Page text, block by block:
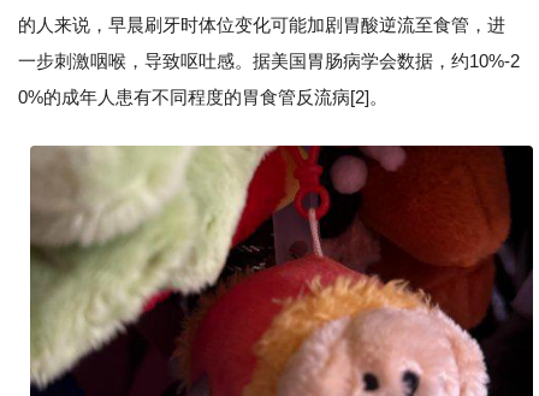
的人来说，早晨刷牙时体位变化可能加剧胃酸逆流至食管，进
一步刺激咽喉，导致呕吐感。据美国胃肠病学会数据，约10%-2
0%的成年人患有不同程度的胃食管反流病[2]。